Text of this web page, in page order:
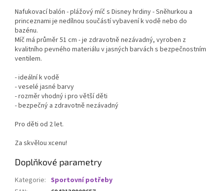
Nafukovací balón - plážový míč s Disney hrdiny - Sněhurkou a
princeznami je nedílnou součástí vybavení k vodě nebo do
bazénu.
Míč má průměr 51 cm - je zdravotně nezávadný, vyroben z
kvalitního pevného materiálu v jasných barvách s bezpečnostním
ventilem.
- ideální k vodě
- veselé jasné barvy
- rozměr vhodný i pro větší děti
- bezpečný a zdravotně nezávadný
Pro děti od 2 let.
Za skvělou xcenu!
Doplňkové parametry
Kategorie: Sportovní potřeby